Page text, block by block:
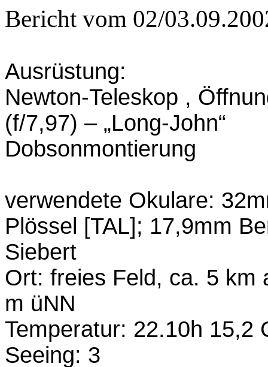
Bericht vom 02/
Ausrüstung:
Newton-Teleskop ,
(f/7,97) – „Long-John“
Dobsonmontierung
verwendete Okulare:
Plössel [TAL]; 17,9mm
Siebert
Ort: freies Feld, ca. 5 km
m üNN
Temperatur: 22.10h 15,2
Seeing: 3